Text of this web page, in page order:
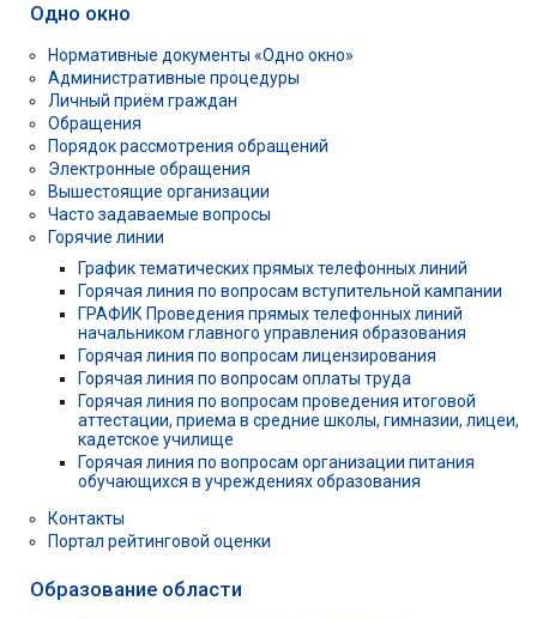
Одно окно
Нормативные документы «Одно окно»
Административные процедуры
Личный приём граждан
Обращения
Порядок рассмотрения обращений
Электронные обращения
Вышестоящие организации
Часто задаваемые вопросы
Горячие линии
График тематических прямых телефонных линий
Горячая линия по вопросам вступительной кампании
ГРАФИК Проведения прямых телефонных линий
начальником главного управления образования
Горячая линия по вопросам лицензирования
Горячая линия по вопросам оплаты труда
Горячая линия по вопросам проведения итоговой
аттестации, приема в средние школы, гимназии, лицеи,
кадетское училище
Горячая линия по вопросам организации питания
обучающихся в учреждениях образования
Контакты
Портал рейтинговой оценки
Образование области